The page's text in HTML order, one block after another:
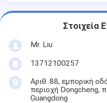
Στοιχεία
Mr. Liu
13712100257
Αριθ. 88, εμπορική
περιοχή Dongcheng,
Guangdong